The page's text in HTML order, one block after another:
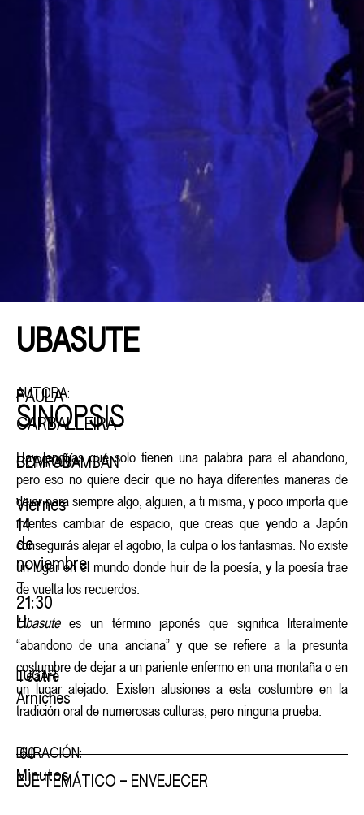
UBASUTE
AUTORA:
PAULA
CARBALLEIRA
COMPAÑÍA:
BERROBAMBÁN
Viernes
14
de
noviembre
–
21:30
H
LUGAR:
Teatre
Arniches
DURACIÓN:
60
Minutos
SINOPSIS
Hay lenguas que solo tienen una palabra para el abandono,
pero eso no quiere decir que no haya diferentes maneras de
dejar para siempre algo, alguien, a ti misma, y poco importa que
intentes cambiar de espacio, que creas que yendo a Japón
conseguirás alejar el agobio, la culpa o los fantasmas. No existe
un lugar en el mundo donde huir de la poesía, y la poesía trae
de vuelta los recuerdos.
Ubasutees un término japonés que significa literalmente
“abandono de una anciana” y que se refiere a la presunta
costumbre de dejar a un pariente enfermo en una montaña o en
un lugar alejado. Existen alusiones a esta costumbre en la
tradición oral de numerosas culturas, pero ninguna prueba.
EJE TEMÁTICO – ENVEJECER